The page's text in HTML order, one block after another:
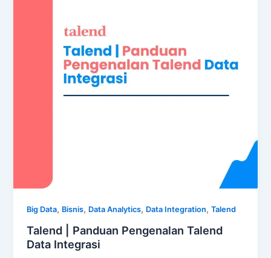
Big Data, Bisnis, Data Analytics, Data Integration,Talend
Talend | Panduan Pengenalan Talend
Data Integrasi